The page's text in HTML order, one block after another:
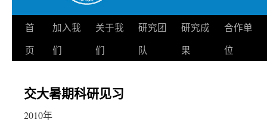
跳
至
文
首
页
加入我
们
关于我
们
研究团
队
研究成
果
合作单
位
交大暑期科研见习
2010年